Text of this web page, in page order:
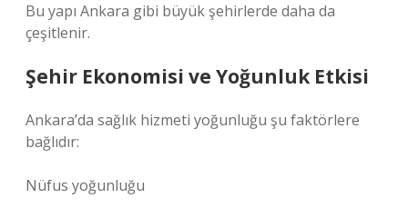
Bu yapı Ankara gibi büyük şehirlerde daha da
çeşitlenir.
Şehir Ekonomisi ve Yoğunluk Etkisi
Ankara’da sağlık hizmeti yoğunluğu şu faktörlere
bağlıdır:
Nüfus yoğunluğu